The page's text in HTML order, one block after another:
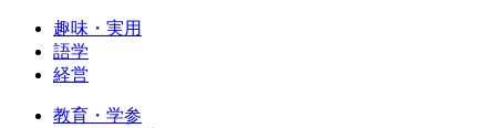
趣味・実用
語学
経営
教育・学参